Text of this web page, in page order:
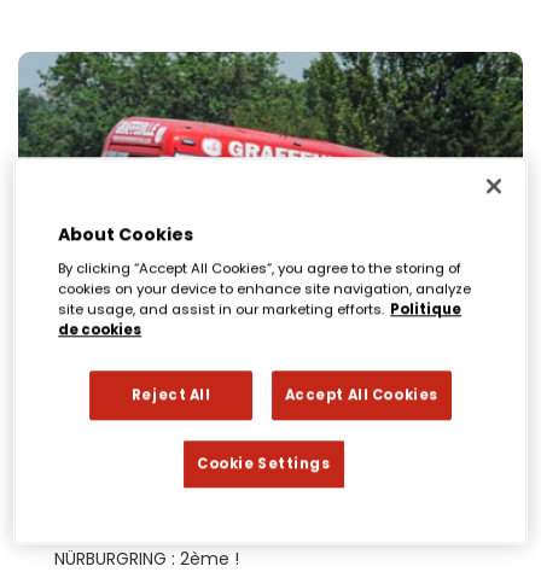
26 juillet 2022
LE CASTELLET : 2ème !
CHARADE : 2ème !
NÜRBURGRING : 2ème !
About Cookies
By clicking “Accept All Cookies”, you agree to the storing of
cookies on your device to enhance site navigation, analyze
site usage, and assist in our marketing efforts. Politique
de cookies
Reject All Accept All Cookies
Cookie Settings